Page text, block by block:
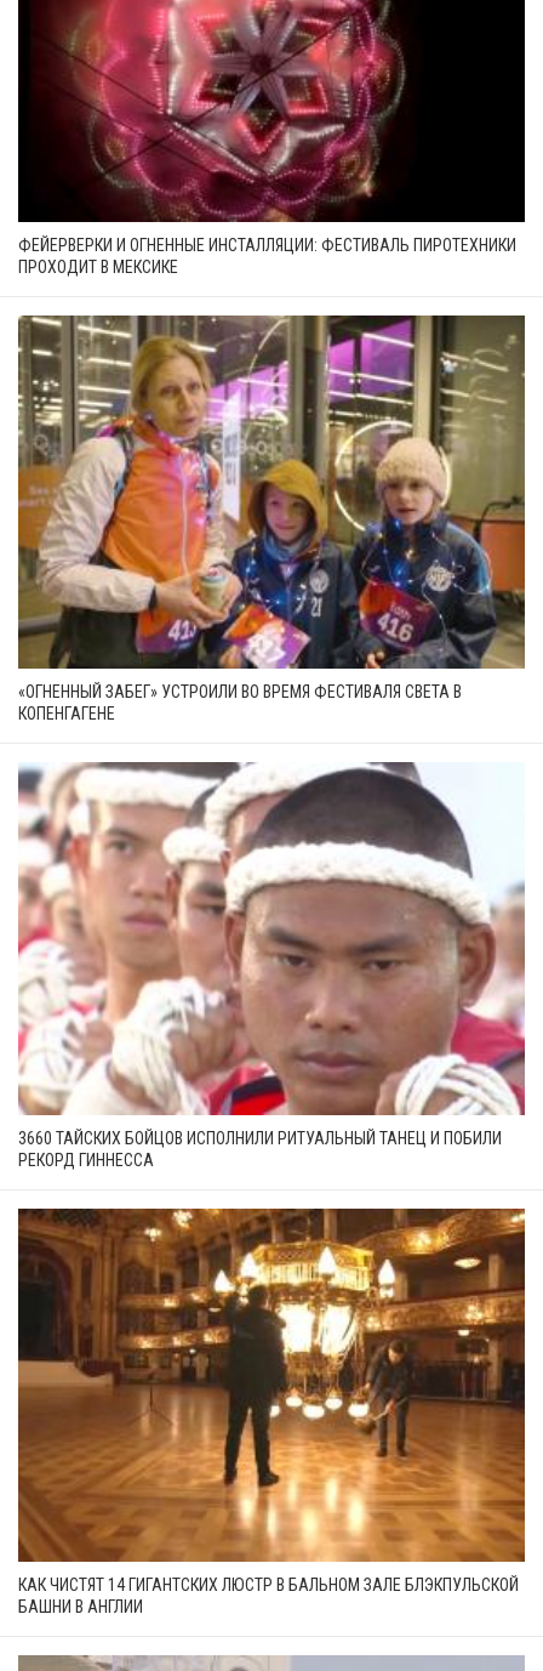
ФЕЙЕРВЕРКИ И ОГНЕННЫЕ ИНСТАЛЛЯЦИИ: ФЕСТИВАЛЬ ПИРОТЕХНИКИ
ПРОХОДИТ В МЕКСИКЕ
«ОГНЕННЫЙ ЗАБЕГ» УСТРОИЛИ ВО ВРЕМЯ ФЕСТИВАЛЯ СВЕТА В
КОПЕНГАГЕНЕ
3660 ТАЙСКИХ БОЙЦОВ ИСПОЛНИЛИ РИТУАЛЬНЫЙ ТАНЕЦ И ПОБИЛИ
РЕКОРД ГИННЕССА
КАК ЧИСТЯТ 14 ГИГАНТСКИХ ЛЮСТР В БАЛЬНОМ ЗАЛЕ БЛЭКПУЛЬСКОЙ
БАШНИ В АНГЛИИ